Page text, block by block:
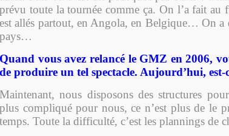
prévu toute la tournée comme ça. On l’a fait au
est allés partout, en Angola, en Belgique… On a
pays…
Quand vous avez relancé le GMZ en 2006,
de produire un tel spectacle. Aujourd’hui, est-
Maintenant, nous disposons des structures
plus compliqué pour nous, ce n’est plus de le
temps. Toute la difficulté, c’est les plannings de